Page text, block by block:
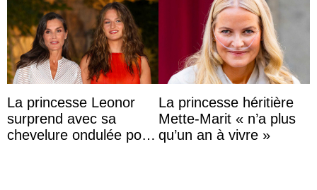
La princesse Leonor
surprend avec sa
chevelure ondulée pour
La princesse héritière
Mette-Marit « n’a plus
qu’un an à vivre »